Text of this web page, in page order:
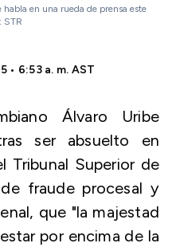
en una rueda de prensa este
STR
6:53 a. m. AST
Álvaro Uribe
ser absuelto en
Tribunal Superior de
fraude procesal y
que "la majestad
por encima de la